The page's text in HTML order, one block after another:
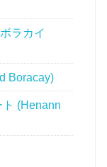
ラカイ
Boracay)
(Henann